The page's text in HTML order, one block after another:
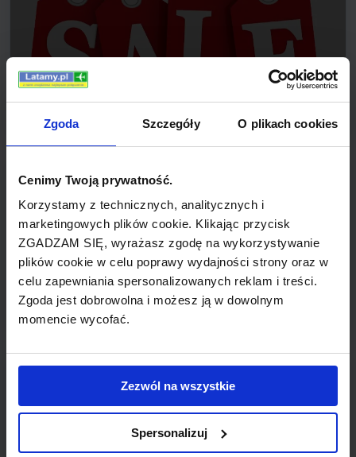
Zgoda Szczegóły O plikach cookies
Cenimy Twoją prywatność.
Korzystamy z technicznych, analitycznych i
marketingowych plików cookie. Klikając przycisk
ZGADZAM SIĘ, wyrażasz zgodę na wykorzystywanie
plików cookie w celu poprawy wydajności strony oraz w
celu zapewniania spersonalizowanych reklam i treści.
Zgoda jest dobrowolna i możesz ją w dowolnym
momencie wycofać.
Zezwól na wszystkie
Spersonalizuj
LARNACA
455 zł
WALENCJA
Z: KRAKÓW 471 zł